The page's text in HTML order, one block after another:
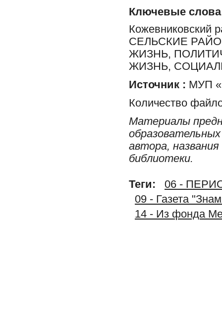
Ключевые слова
Кожевниковский
СЕЛЬСКИЕ
ЖИЗНЬ,
ЖИЗНЬ,
Источник : МУП
Количество
Материалы
автора,
библиотеки.
Теги:
06 -
09 - Газета
14 - Из фонда